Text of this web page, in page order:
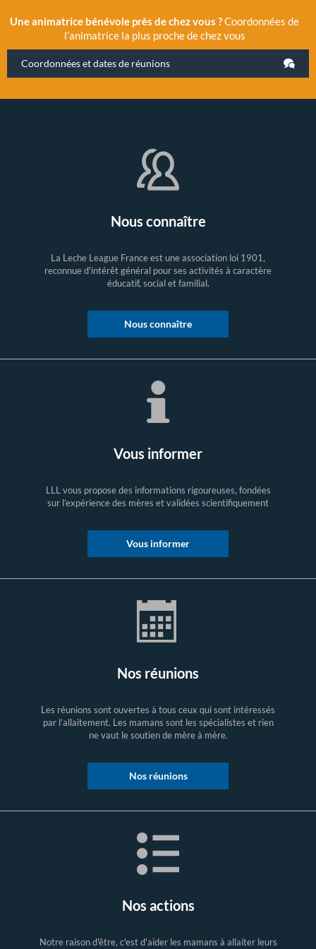
Une animatrice bénévole près de chez vous ?Coordonnées de
l’animatrice la plus proche de chez vous
Coordonnées et dates de réunions
Nous connaître
La Leche League France est une association loi 1901,
reconnue d'intérêt général pour ses activités à caractère
éducatif, social et familial.
Nous connaître
Vous informer
LLL vous propose des informations rigoureuses, fondées
sur l’expérience des mères et validées scientifiquement
Vous informer
Nos réunions
Les réunions sont ouvertes à tous ceux qui sont intéressés
par l’allaitement. Les mamans sont les spécialistes et rien
ne vaut le soutien de mère à mère.
Nos réunions
Nos actions
Notre raison d'être, c'est d'aider les mamans à allaiter leurs